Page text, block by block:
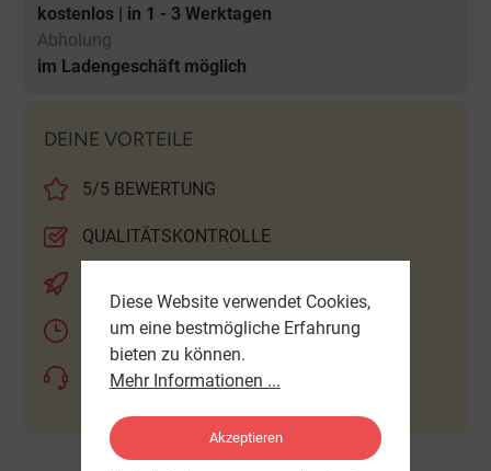
kostenlos | in 1 - 3 Werktagen
Abholung
im Ladengeschäft möglich
DEINE VORTEILE
5/5 BEWERTUNG
QUALITÄTSKONTROLLE
EXPRESS LIEFERUNG MÖGLICH
BERATUNG & SERVICE
Diese Website verwendet Cookies,
um eine bestmögliche Erfahrung
bieten zu können.
Mehr Informationen ...
Akzeptieren